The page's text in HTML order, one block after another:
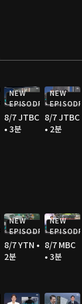
NEW
EPISODE
8/7 JTBC
• 3분
NEW
EPISODE
8/7 JTBC
• 2분
NEW
EPISODE
8/7 YTN •
2분
NEW
EPISODE
8/7 MBC
• 3분